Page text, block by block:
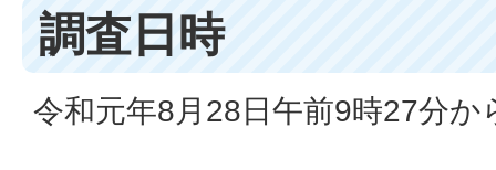
調査日時
令和元年8月28日午前9時27分か